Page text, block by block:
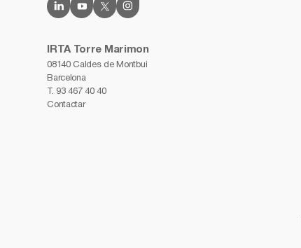
IRTA Torre Marimon
08140 Caldes de Montbui
Barcelona
T. 93 467 40 40
Contactar